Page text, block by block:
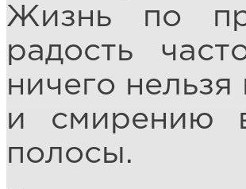
Жизнь по
радость
ничего
и смирению
полосы.